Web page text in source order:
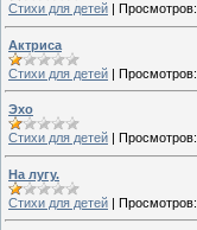
Стихи для детей | Просмотров:
Актриса
Стихи для детей | Просмотров:
Эхо
Стихи для детей
Просмотров:
На лугу.
Стихи для детей | Просмотров: